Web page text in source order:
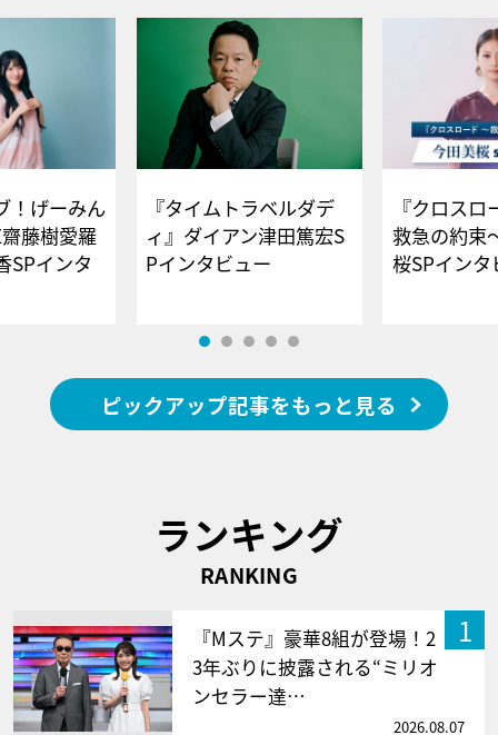
！げーみん
藤樹愛羅
SPインタ
『タイムトラベルダデ
ィ』ダイアン津田篤宏S
Pインタビュー
『クロス
救急の約束
桜SPイ
ピックアップ記事をもっと見る
ランキング
RANKING
1
『Mステ』豪華8組が登場！2
3年ぶりに披露される“ミリオ
ンセラー達…
2026.08.07